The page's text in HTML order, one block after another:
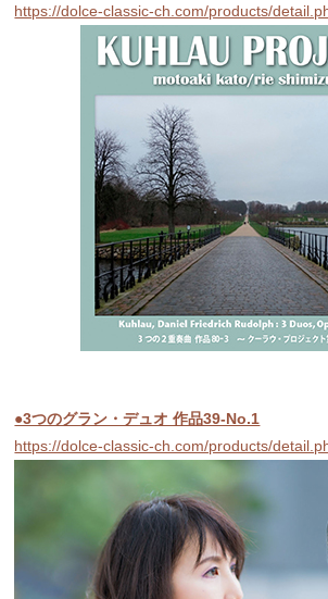
https://dolce-classic-ch.com/products/
●3つのグラン・デュオ 作品39-No.1
https://dolce-classic-ch.com/products/